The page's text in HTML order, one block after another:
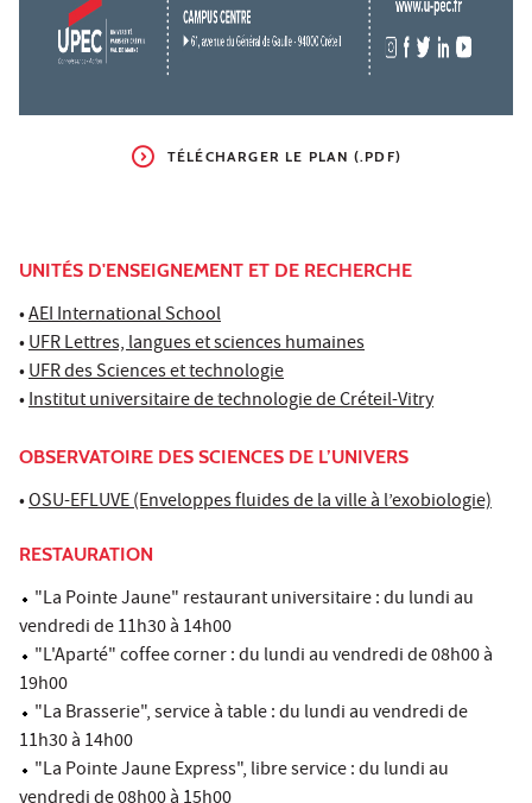
TÉLÉCHARGER LE PLAN (.PDF)
UNITÉS D'ENSEIGNEMENT ET DE RECHERCHE
•AEI International School
•UFR Lettres, langues et sciences humaines
•UFR des Sciences et technologie
•Institut universitaire de technologie de Créteil-Vitry
OBSERVATOIRE DES SCIENCES DE L’UNIVERS
•OSU-EFLUVE (Enveloppes fluides de la ville à l’exobiologie)
RESTAURATION
"La Pointe Jaune" restaurant universitaire : du lundi au
vendredi de 11h30 à 14h00
"L'Aparté" coffee corner : du lundi au vendredi de 08h00 à
19h00
"La Brasserie", service à table : du lundi au vendredi de
11h30 à 14h00
"La Pointe Jaune Express", libre service : du lundi au